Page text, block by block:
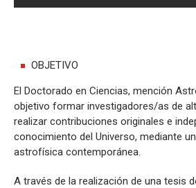
OBJETIVO
El Doctorado en Ciencias, mención
objetivo formar investigadores/as de
realizar contribuciones originales e
conocimiento del Universo, mediante
astrofísica contemporánea.
A través de la realización de una tesis